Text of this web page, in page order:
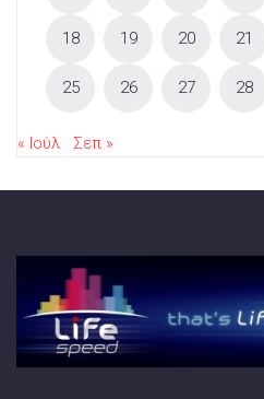
18 19 20 21
25 26 27 28
« Ιούλ Σεπ »